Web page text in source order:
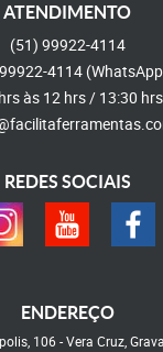
ATENDIMENTO
(51) 99922-4114
99922-4114
às 12 hrs / 13:30
REDES SOCIAIS
ENDEREÇO
106 -Vera Cruz,